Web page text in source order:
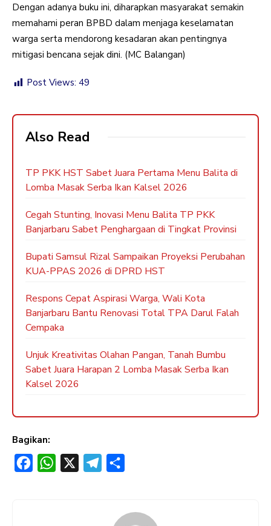
Dengan adanya buku ini, diharapkan masyarakat semakin
memahami peran BPBD dalam menjaga keselamatan
warga serta mendorong kesadaran akan pentingnya
mitigasi bencana sejak dini. (MC Balangan)
Post Views: 49
Also Read
TP PKK HST Sabet Juara Pertama Menu Balita di
Lomba Masak Serba Ikan Kalsel 2026
Cegah Stunting, Inovasi Menu Balita TP PKK
Banjarbaru Sabet Penghargaan di Tingkat Provinsi
Bupati Samsul Rizal Sampaikan Proyeksi Perubahan
KUA-PPAS 2026 di DPRD HST
Respons Cepat Aspirasi Warga, Wali Kota
Banjarbaru Bantu Renovasi Total TPA Darul Falah
Cempaka
Unjuk Kreativitas Olahan Pangan, Tanah Bumbu
Sabet Juara Harapan 2 Lomba Masak Serba Ikan
Kalsel 2026
Bagikan:
W
r